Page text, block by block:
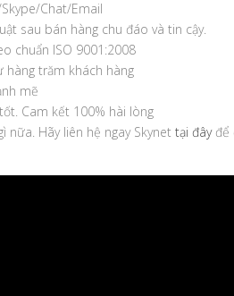
Chat/Email
sau bán hàng chu đáo và tin cậy.
chuẩn ISO 9001:2008
hàng trăm khách hàng
mẽ
Cam kết 100% hài lòng
nữa. Hãy liên hệ ngay Skynet tại đâyđể